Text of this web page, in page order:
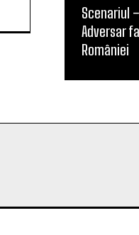
Scenariul
Adversar
României